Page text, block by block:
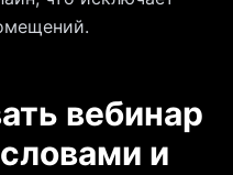
вебинар
и